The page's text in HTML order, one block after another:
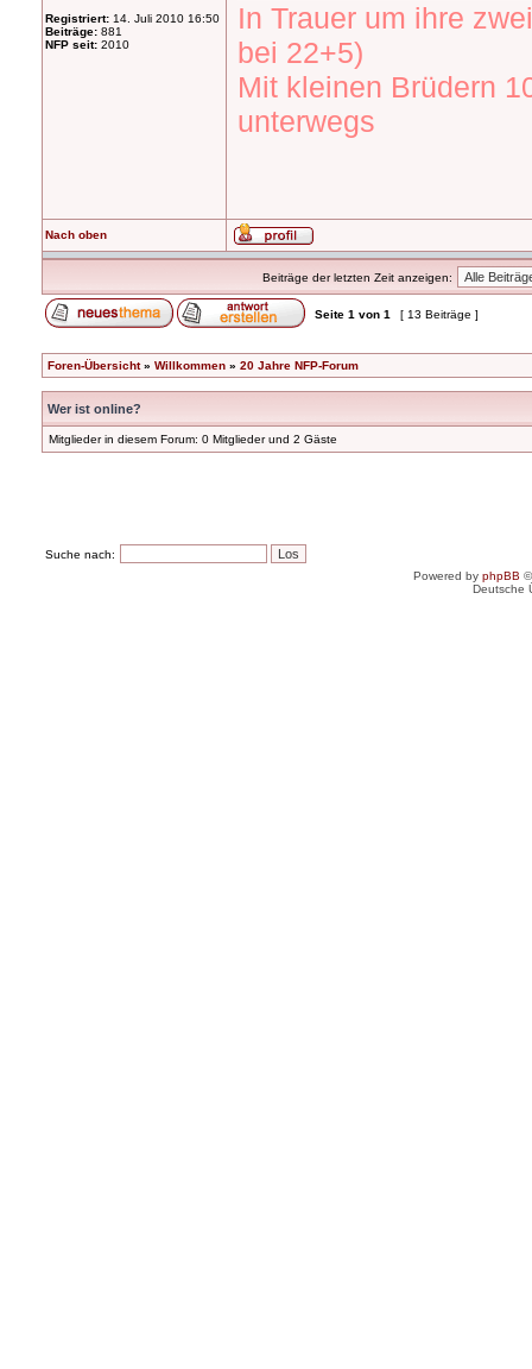
Registriert: 14. Juli 2010 16:50
Beiträge: 881
NFP seit: 2010
In Trauer um ihre
bei 22+5)
Mit kleinen Brüdern
unterwegs
Nach oben
Beiträge der letzten Zeit anzeigen:
Seite 1 von 1 [ 13 Beiträge ]
Foren-Übersicht» Willkommen » 20 Jahre NFP-Forum
Wer ist online?
Mitglieder in diesem Forum: 0 Mitglieder und 2 Gäste
Suche nach:
Powered by phpBB
Deutsche